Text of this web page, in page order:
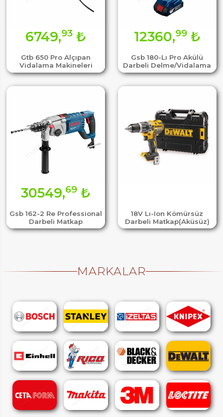
Gtb 650 Pro Alçıpan
Vidalama Makineleri
6749,93 ₺
Gsb 180-Lı Pro Akülü
Darbeli Delme/Vidalama
12360,99₺
Gsb 162-2 Re Professional
Darbeli Matkap
30549,69 ₺
18V Lı-Ion Kömürsüz
Darbeli Matkap(Aküsüz)
MARKALAR